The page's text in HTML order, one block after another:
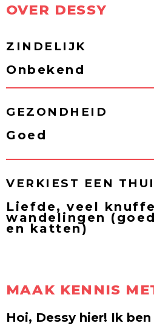
OVER DESSY
ZINDELIJK
Onbekend
GEZONDHEID
Goed
VERKIEST EEN
Liefde, veel
wandelingen
en katten)
MAAK KENNIS
Hoi, Dessy hier! Ik